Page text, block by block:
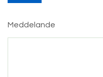
Meddelande